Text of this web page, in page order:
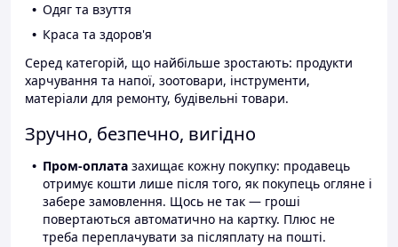
Одяг та взуття
Краса та здоров'я
Серед категорій, що найбільше зростають: продукти
харчування та напої, зоотовари, інструменти,
матеріали для ремонту, будівельні товари.
Зручно, безпечно, вигідно
Пром-оплата захищає кожну покупку: продавець
отримує кошти лише після того, як покупець огляне і
забере замовлення. Щось не так — гроші
повертаються автоматично на картку. Плюс не
треба переплачувати за післяплату на пошті.